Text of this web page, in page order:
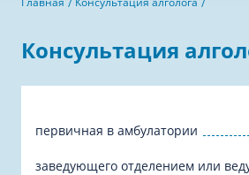
Консультация
первичная в амбулатории
заведующего отделением или